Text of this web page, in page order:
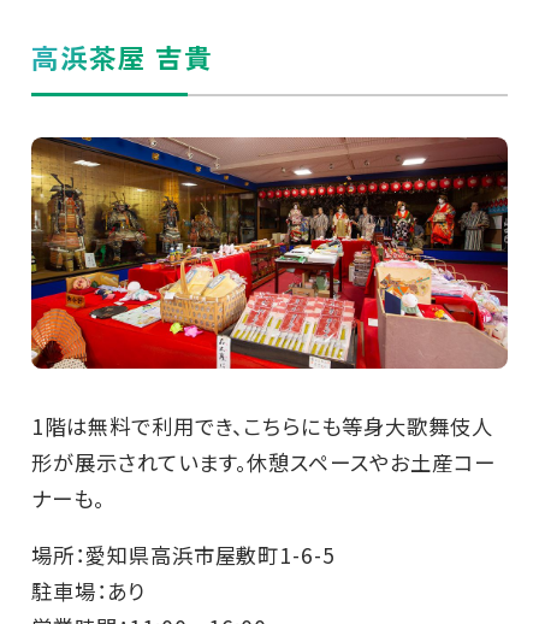
高浜茶屋 吉貴
1階は無料で利用でき、こちらにも等身大歌舞伎人
形が展示されています。休憩スペースやお土産コー
ナーも。
場所：愛知県高浜市屋敷町1-6-5
駐車場：あり